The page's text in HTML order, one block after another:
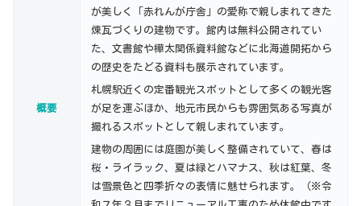
概要
が美しく「赤れんが庁舎」の愛称で親しまれてきた
煉瓦づくりの建物です。館内は無料公開されてい
た、文書館や樺太関係資料館などに北海道開拓から
の歴史をたどる資料も展示されています。
札幌駅近くの定番観光スポットとして多くの観光客
が足を運ぶほか、地元市民からも雰囲気ある写真が
撮れるスポットとして親しまれています。
建物の周囲には庭園が美しく整備されていて、春は
桜・ライラック、夏は緑とハマナス、秋は紅葉、冬
は雪景色と四季折々の表情に魅せられます。（※令